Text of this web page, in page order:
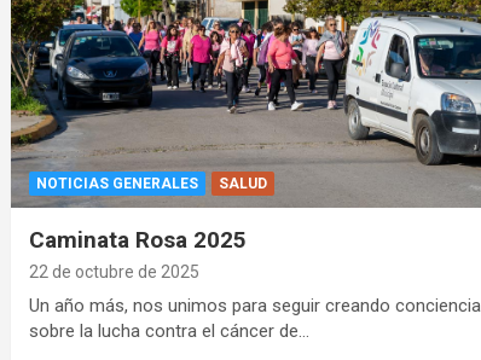
NOTICIAS GENERALES SALUD
Caminata Rosa 2025
22 de octubre de 2025
Un año más, nos unimos para seguir creando conciencia
sobre la lucha contra el cáncer de…